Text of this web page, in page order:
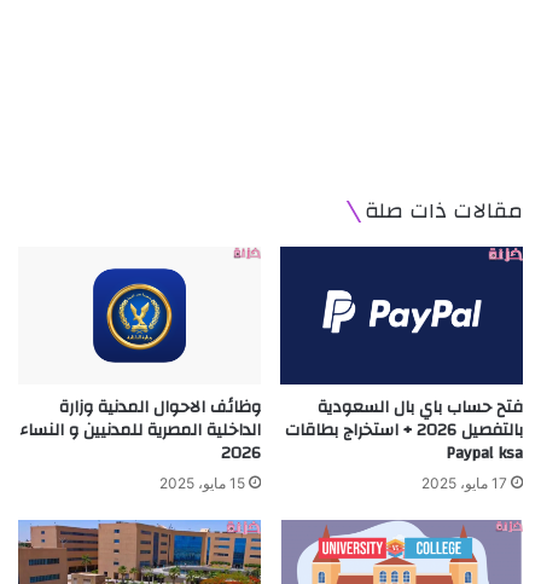
مقالات ذات صلة
فتح حساب باي بال السعودية
بالتفصيل 2026 + استخراج بطاقات
Paypal ksa
17 مايو، 2025
وظائف الاحوال المدنية وزارة
الداخلية المصرية للمدنيين و النساء
2026
15 مايو، 2025